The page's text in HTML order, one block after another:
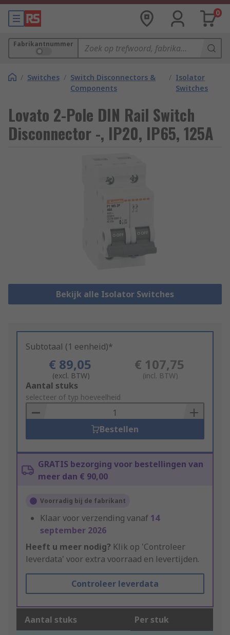
0
Fabrikantnummer
/ Switches / Switch Disconnectors &
Components
/ Isolator
Switches
Lovato 2-Pole DIN Rail Switch
Disconnector -, IP20, IP65, 125A
Bekijk alle Isolator Switches
Subtotaal (1 eenheid)*
€ 89,05
(excl. BTW)
€ 107,75
(incl. BTW)
Add
to
Basket
Aantal stuks
selecteer of typ hoeveelheid
Bestellen
GRATIS bezorging voor bestellingen van
meer dan € 90,00
Voorradig bij de fabrikant
Klaar voor verzending vanaf 14
september 2026
Heeft u meer nodig? Klik op 'Controleer
leverdata' voor extra voorraad en levertijden.
Controleer leverdata
Aantal stuks Per stuk